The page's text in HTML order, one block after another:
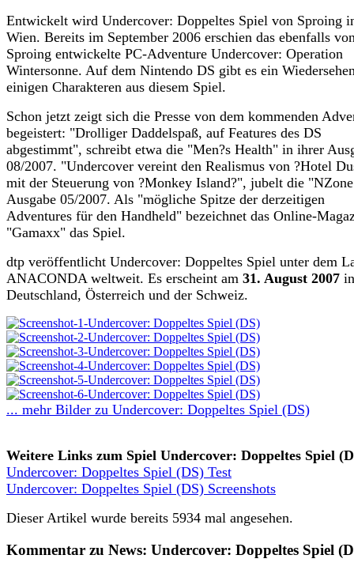
Entwickelt wird Undercover: Doppeltes Spiel von Sproing
Wien. Bereits im September 2006 erschien das ebenfalls
Sproing entwickelte PC-Adventure Undercover: Operation
Wintersonne. Auf dem Nintendo DS gibt es ein
einigen Charakteren aus diesem Spiel.
Schon jetzt zeigt sich die Presse von dem kommenden
begeistert: "Drolliger Daddelspaß, auf Features des DS
abgestimmt", schreibt etwa die "Men?s Health" in ihrer
08/2007. "Undercover vereint den Realismus von ?Hotel
mit der Steuerung von ?Monkey Island?", jubelt die
Ausgabe 05/2007. Als "mögliche Spitze der derzeitigen
Adventures für den Handheld" bezeichnet das Online-
"Gamaxx" das Spiel.
dtp veröffentlicht Undercover: Doppeltes Spiel unter dem
ANACONDA weltweit. Es erscheint am 31. August 2007 in
Deutschland, Österreich und der Schweiz.
... mehr Bilder zu Undercover: Doppeltes Spiel (DS)
Weitere Links zum Spiel Undercover: Doppeltes Spiel
Undercover: Doppeltes Spiel (DS) Test
Undercover: Doppeltes Spiel (DS) Screenshots
Dieser Artikel wurde bereits 5934 mal angesehen.
Kommentar zu News: Undercover: Doppeltes Spiel